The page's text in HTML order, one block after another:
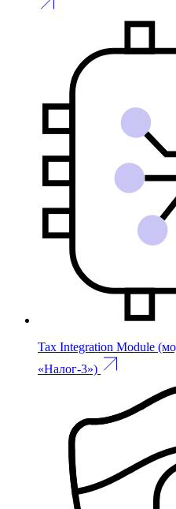
Tax Integration Module
«Налог-3»)